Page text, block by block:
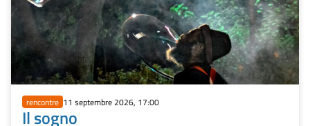
rencontre 11 septembre 2026, 17:00
Il sogno